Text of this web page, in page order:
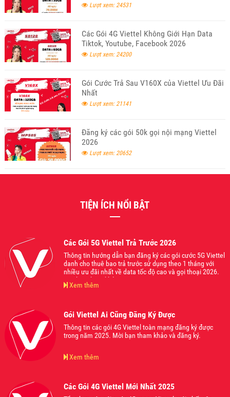
Lượt xem: 24531
Các Gói 4G Viettel Không Giới Hạn Data
Tiktok, Youtube, Facebook 2026
Lượt xem: 24200
Gói Cước Trả Sau V160X của Viettel Ưu Đãi
Nhất
Lượt xem: 21141
Đăng ký các gói 50k gọi nội mạng Viettel
2026
Lượt xem: 20652
TIỆN ÍCH NỔI BẬT
Các Gói 5G Viettel Trả Trước 2026
Thông tin hướng dẫn bạn đăng ký các gói cước 5G Viettel
danh cho thuê bao trả trước sử dụng theo 1 tháng với
nhiều ưu đãi nhất về data tốc độ cao và gọi thoại 2026.
Mời bạn tham khảo.
Xem thêm
Gói Viettel Ai Cũng Đăng Ký Được
Thông tin các gói 4G Viettel toàn mạng đăng ký được
trong năm 2025. Mời bạn tham khảo và đăng ký.
Xem thêm
Các Gói 4G Viettel Mới Nhất 2025